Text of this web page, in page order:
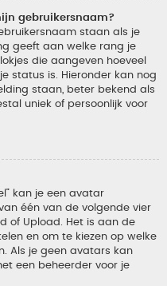
gebruikersnaam?
staan als je
geeft aan welke rang je
die aangeven hoeveel
status is. Hieronder kan nog
staan, beter bekend als
uniek of persoonlijk voor
kan je een avatar
één van de volgende vier
of Upload. Het is aan de
en om te kiezen op welke
Als je geen avatars kan
een beheerder voor je